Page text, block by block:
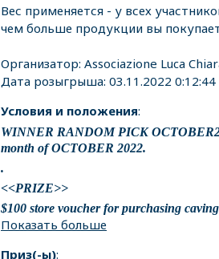
Вес применяется - у всех
чем больше продукции вы
Организатор: Associazione Luca
Дата розыгрыша: 03.11.2022 0:12:44
Условия и положения:
WINNER RANDOM PICK
month of OCTOBER 2022.
.
<<PRIZE>>
$100 store voucher for purchasing
OR
$50 Amazon card if preferred by winner.
Показать больше
Приз(-ы):